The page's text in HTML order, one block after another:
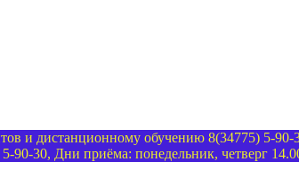
и дистанционному обучению 8(34775) 5-90-
90-30, Дни приёма: понедельник, четверг